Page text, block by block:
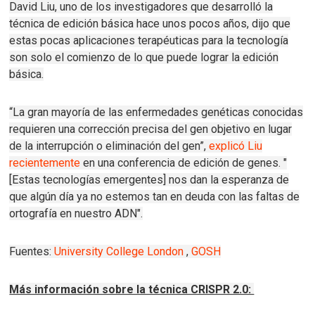
David Liu, uno de los investigadores que desarrolló la
técnica de edición básica hace unos pocos años, dijo que
estas pocas aplicaciones terapéuticas para la tecnología
son solo el comienzo de lo que puede lograr la edición
básica.
“La gran mayoría de las enfermedades genéticas conocidas
requieren una corrección precisa del gen objetivo en lugar
de la interrupción o eliminación del gen”,explicó Liu
recientemente en una conferencia de edición de genes."
[Estas tecnologías emergentes] nos dan la esperanza de
que algún día ya no estemos tan en deuda con las faltas de
ortografía en nuestro ADN".
Fuentes:University College London ,GOSH
Más información sobre la técnica CRISPR 2.0: